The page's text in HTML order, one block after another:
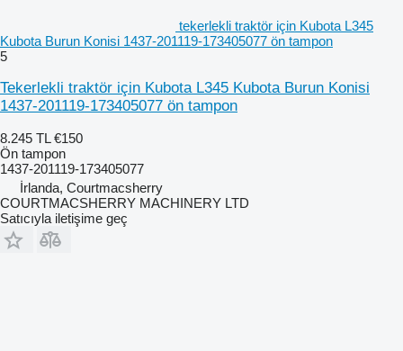
tekerlekli traktör için Kubota L345
Kubota Burun Konisi 1437-201119-173405077 ön tampon
5
Tekerlekli traktör için Kubota L345 Kubota Burun Konisi
1437-201119-173405077 ön tampon
8.245 TL €150
Ön tampon
1437-201119-173405077
İrlanda, Courtmacsherry
COURTMACSHERRY MACHINERY LTD
Satıcıyla iletişime geç